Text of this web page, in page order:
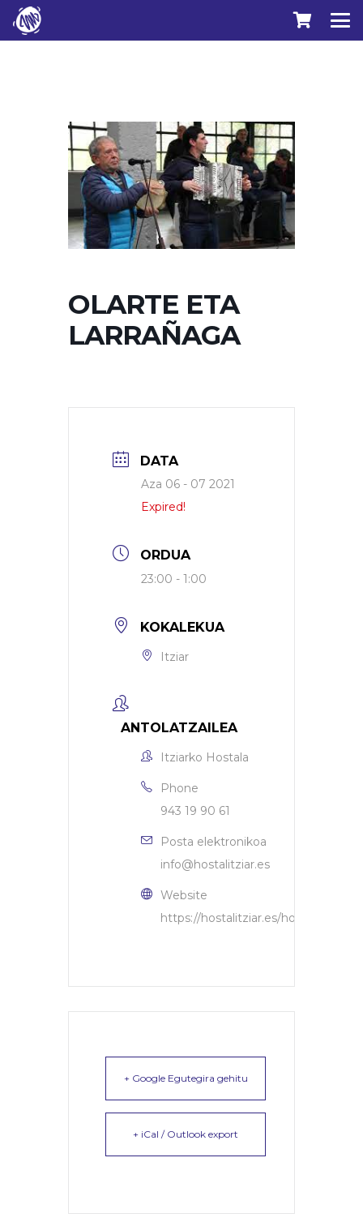
OLARTE ETA
LARRAÑAGA
DATA
Aza 06 - 07 2021
Expired!
ORDUA
23:00 - 1:00
KOKALEKUA
Itziar
ANTOLATZAILEA
Itziarko Hostala
Phone
943 19 90 61
Posta elektronikoa
info@hostalitziar.es
Website
https://hostalitziar.es/home/
+ Google Egutegira gehitu
+ iCal / Outlook export